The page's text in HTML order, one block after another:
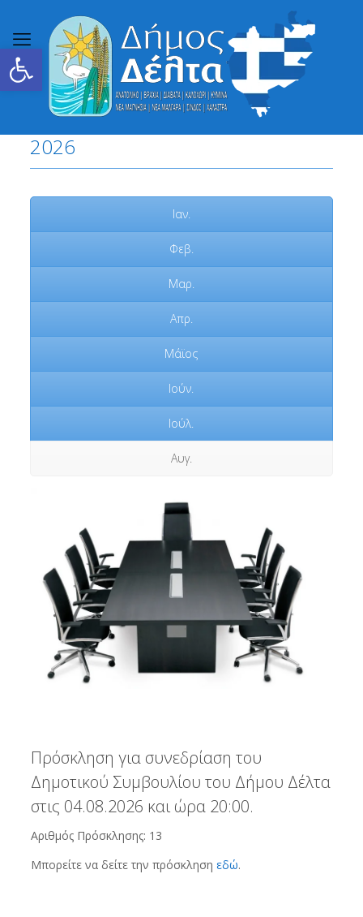
Ανοίξτε τη γραμμή εργαλείων
2026
Ιαν.
Φεβ.
Μαρ.
Απρ.
Μάϊος
Ιούν.
Ιούλ.
Αυγ.
Πρόσκληση για συνεδρίαση του
Δημοτικού Συμβουλίου του Δήμου Δέλτα
στις 04.08.2026 και ώρα 20:00.
Αριθμός Πρόσκλησης: 13
Μπορείτε να δείτε την πρόσκληση εδώ.